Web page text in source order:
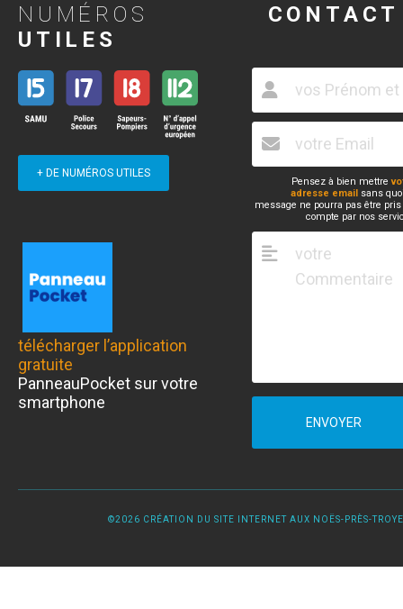
NUMÉROS
UTILES
+ DE NUMÉROS UTILES
télécharger l’application
gratuite
PanneauPocket sur votre
smartphone
CONTACT
Pensez à bien mettre
adresse email sans
message ne pourra pas être
compte par nos
ENVOYER
©2026 CRÉATION DU SITE INTERNET AUX NOËS-PRÈS-